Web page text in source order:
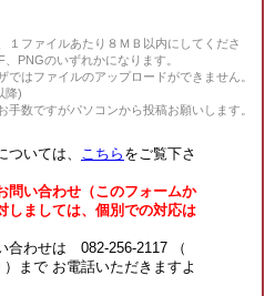
ファイルあたり８ＭＢ以内にしてくださ
PNGのいずれかになります。
はファイルのアップロードができません。
降)
数ですがパソコンから投稿お願いします。
ついては、 こちら をご覧下さ
問い合わせ（このフォームか
しましては、個別での対応は
合わせは 082-256-2117 （
まで お電話いただきますよ